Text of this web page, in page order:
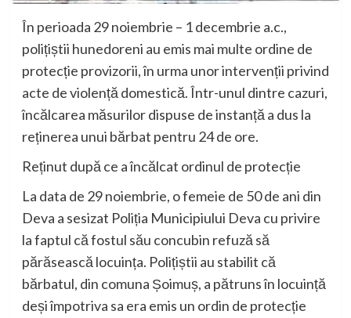
În perioada 29 noiembrie – 1 decembrie a.c.,
polițiștii hunedoreni au emis mai multe ordine de
protecție provizorii, în urma unor intervenții privind
acte de violență domestică. Într-unul dintre cazuri,
încălcarea măsurilor dispuse de instanță a dus la
reținerea unui bărbat pentru 24 de ore.
Reținut după ce a încălcat ordinul de protecție
La data de 29 noiembrie, o femeie de 50 de ani din
Deva a sesizat Poliția Municipiului Deva cu privire
la faptul că fostul său concubin refuză să
părăsească locuința. Polițiștii au stabilit că
bărbatul, din comuna Șoimuș, a pătruns în locuință
deși împotriva sa era emis un ordin de protecție